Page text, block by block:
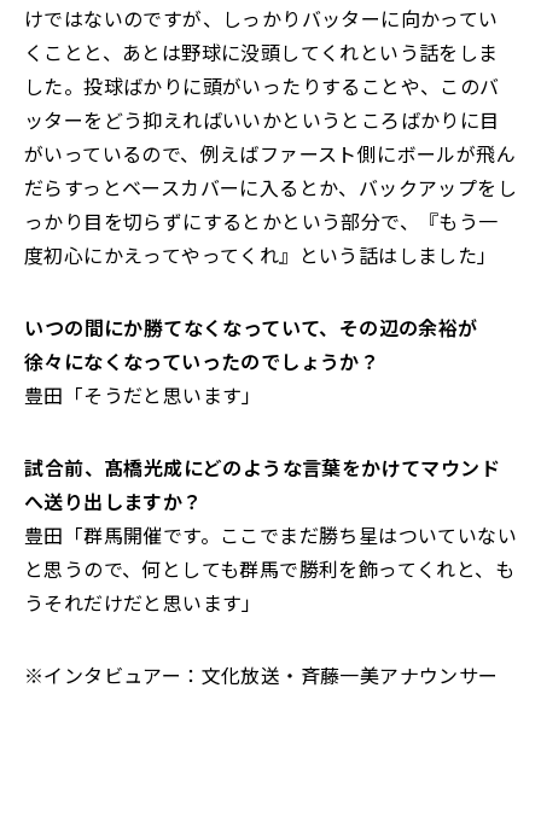
けではないのですが、しっかりバッターに向かってい
くことと、あとは野球に没頭してくれという話をしま
した。投球ばかりに頭がいったりすることや、このバ
ッターをどう抑えればいいかというところばかりに目
がいっているので、例えばファースト側にボールが飛ん
だらすっとベースカバーに入るとか、バックアップをし
っかり目を切らずにするとかという部分で、『もう一
度初心にかえってやってくれ』という話はしました」
――いつの間にか勝てなくなっていて、その辺の余裕が
徐々になくなっていったのでしょうか？
豊田「そうだと思います」
――試合前、髙橋光成にどのような言葉をかけてマウンド
へ送り出しますか？
豊田「群馬開催です。ここでまだ勝ち星はついていない
と思うので、何としても群馬で勝利を飾ってくれと、も
うそれだけだと思います」
※インタビュアー：文化放送・斉藤一美アナウンサー